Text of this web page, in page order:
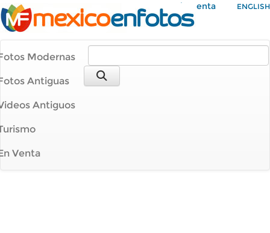
Mi Cuenta ENGLISH
Modernas
Antiguas
Antiguos
Venta